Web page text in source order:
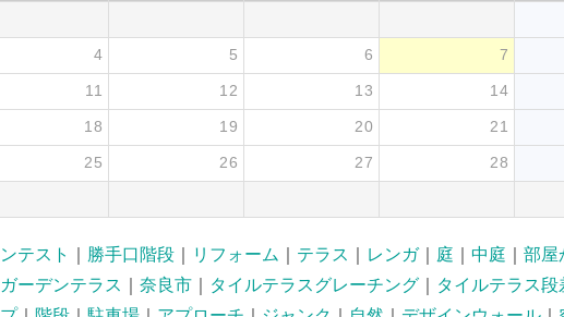
4 5 6 7
11 12 13 14
18 19 20 21
25 26 27 28
テスト 勝手口階段｜ リフォーム テラス レンガ｜ 庭 中庭
部屋
ガーデンテラス 奈良市｜ タイルテラスグレーチング｜ タイルテラス段